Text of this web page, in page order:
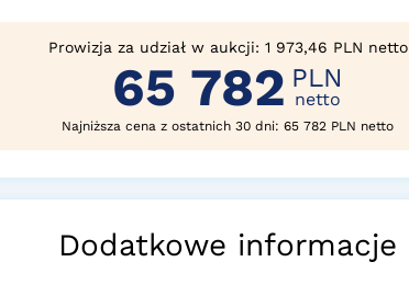
Prowizja za udział w aukcji: 1 973,46 PLN netto
65 782 PLN
netto
Najniższa cena z ostatnich 30 dni: 65 782 PLN netto
Dodatkowe informacje